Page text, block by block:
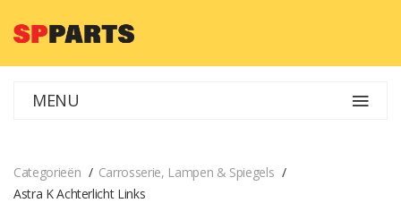
MENU
Categorieën
Carrosserie, Lampen & Spiegels
Astra K Achterlicht Links